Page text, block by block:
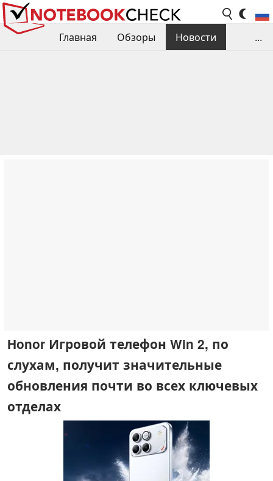
Главная Обзоры
Новости
...
Honor Игровой телефон Win 2, по
слухам, получит значительные
обновления почти во всех ключевых
отделах